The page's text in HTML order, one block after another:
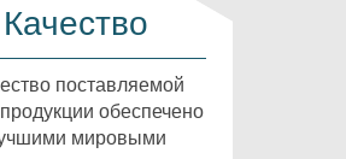
Качество
поставляемой
обеспечено
мировыми